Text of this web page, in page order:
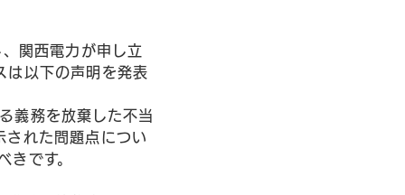
関西電力が申し立
は以下の声明を発表
義務を放棄した不当
された問題点につい
きです。